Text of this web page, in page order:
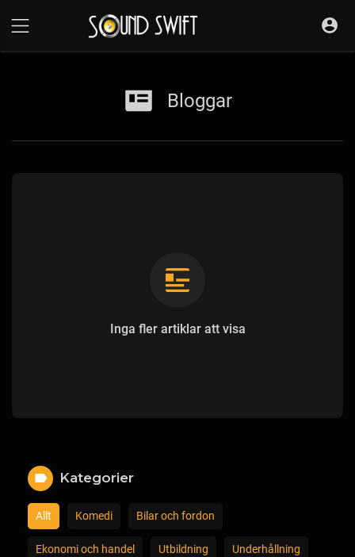
Bloggar
Inga fler artiklar att visa
Kategorier
Allt Komedi Bilar och fordon
Ekonomi och handel Utbildning Underhållning